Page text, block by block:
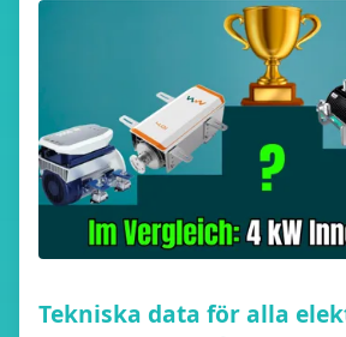
Tekniska data för alla